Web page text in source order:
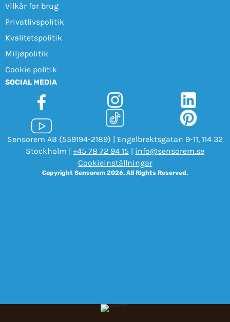
Vilkår for brug
Privatlivspolitik
Kvalitetspolitik
Miljøpolitik
Cookie politik
SOCIAL MEDIA
Sensorem AB (559194-2189) | Engelbrektsgatan 9-11, 114 32
Stockholm | +45 78 72 94 15
info@sensorem.se
Cookieinställningar
Copyright Sensorem 2026. All Rights Reserved.